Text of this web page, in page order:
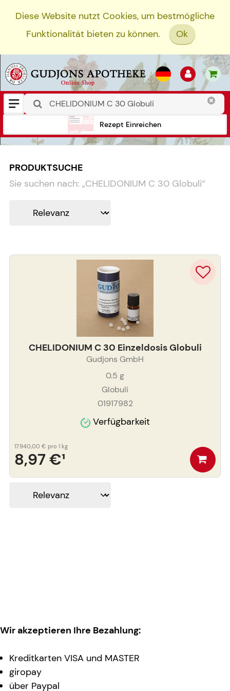
Diese Website nutzt Cookies, um bestmögliche
Funktionalität bieten zu können.
Ok
Rezept Einreichen
PRODUKTSUCHE
Sie suchen nach: „CHELIDONIUM C 30 Globuli“
CHELIDONIUM C 30 Einzeldosis Globuli
Gudjons GmbH
0.5 g
Globuli
01917982
Verfügbarkeit
8,97 €¹
17.940,00 € pro 1 kg
Wir akzeptieren Ihre Bezahlung:
Kreditkarten VISA und MASTER
giropay
über Paypal